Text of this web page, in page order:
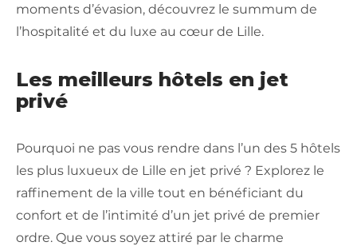
moments d’évasion, découvrez le summum de
l’hospitalité et du luxe au cœur de Lille.
Les meilleurs hôtels en jet
privé
Pourquoi ne pas vous rendre dans l’un des 5 hôtels
les plus luxueux de Lille en jet privé ? Explorez le
raffinement de la ville tout en bénéficiant du
confort et de l’intimité d’un jet privé de premier
ordre. Que vous soyez attiré par le charme